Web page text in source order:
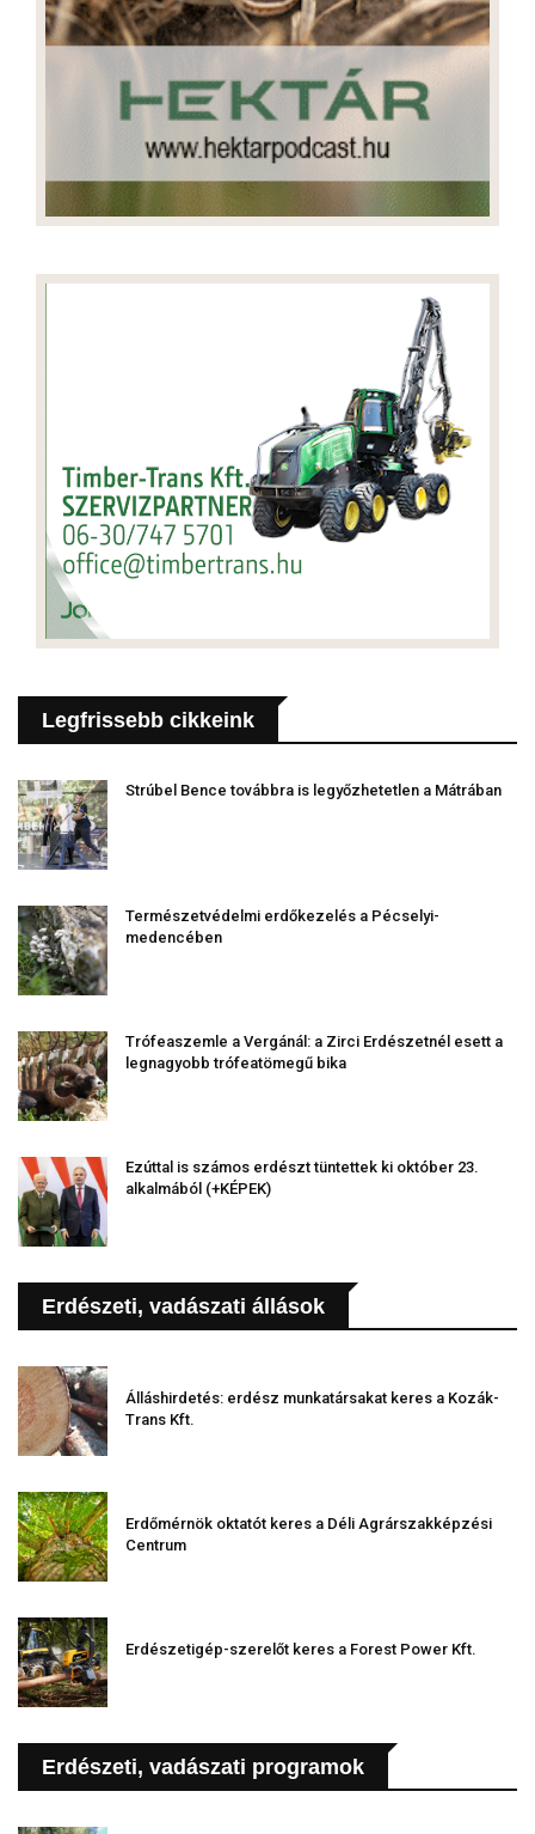
Legfrissebb cikkeink
Strúbel Bence továbbra is legyőzhetetlen a Mátrában
Természetvédelmi erdőkezelés a Pécselyi-
medencében
Trófeaszemle a Vergánál: a Zirci Erdészetnél esett a
legnagyobb trófeatömegű bika
Ezúttal is számos erdészt tüntettek ki október 23.
alkalmából (+KÉPEK)
Erdészeti, vadászati állások
Álláshirdetés: erdész munkatársakat keres a Kozák-
Trans Kft.
Erdőmérnök oktatót keres a Déli Agrárszakképzési
Centrum
Erdészetigép-szerelőt keres a Forest Power Kft.
Erdészeti, vadászati programok